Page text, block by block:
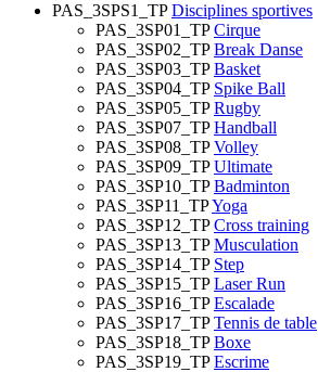
PAS_3SPS1_TP Disciplines sportives
PAS_3SP01_TP Cirque
PAS_3SP02_TP Break Danse
PAS_3SP03_TP Basket
PAS_3SP04_TP Spike Ball
PAS_3SP05_TP Rugby
PAS_3SP07_TP Handball
PAS_3SP08_TP Volley
PAS_3SP09_TP Ultimate
PAS_3SP10_TP Badminton
PAS_3SP11_TPYoga
PAS_3SP12_TP Cross training
PAS_3SP13_TP Musculation
PAS_3SP14_TP Step
PAS_3SP15_TP Laser Run
PAS_3SP16_TP Escalade
PAS_3SP17_TP Tennis de table
PAS_3SP18_TP Boxe
PAS_3SP19_TP Escrime